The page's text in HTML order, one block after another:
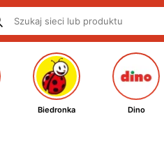
Biedronka Dino